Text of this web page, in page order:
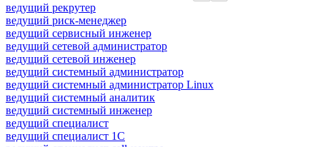
ведущий рекрутер
ведущий риск-менеджер
ведущий сервисный инженер
ведущий сетевой администратор
ведущий сетевой инженер
ведущий системный администратор
ведущий системный администратор Linux
ведущий системный аналитик
ведущий системный инженер
ведущий специалист
ведущий специалист 1С